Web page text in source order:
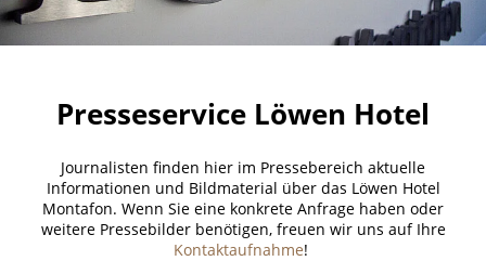
Presseservice Löwen Hotel
Journalisten finden hier im Pressebereich aktuelle
Informationen und Bildmaterial über das Löwen Hotel
Montafon. Wenn Sie eine konkrete Anfrage haben oder
weitere Pressebilder benötigen, freuen wir uns auf Ihre
Kontaktaufnahme!